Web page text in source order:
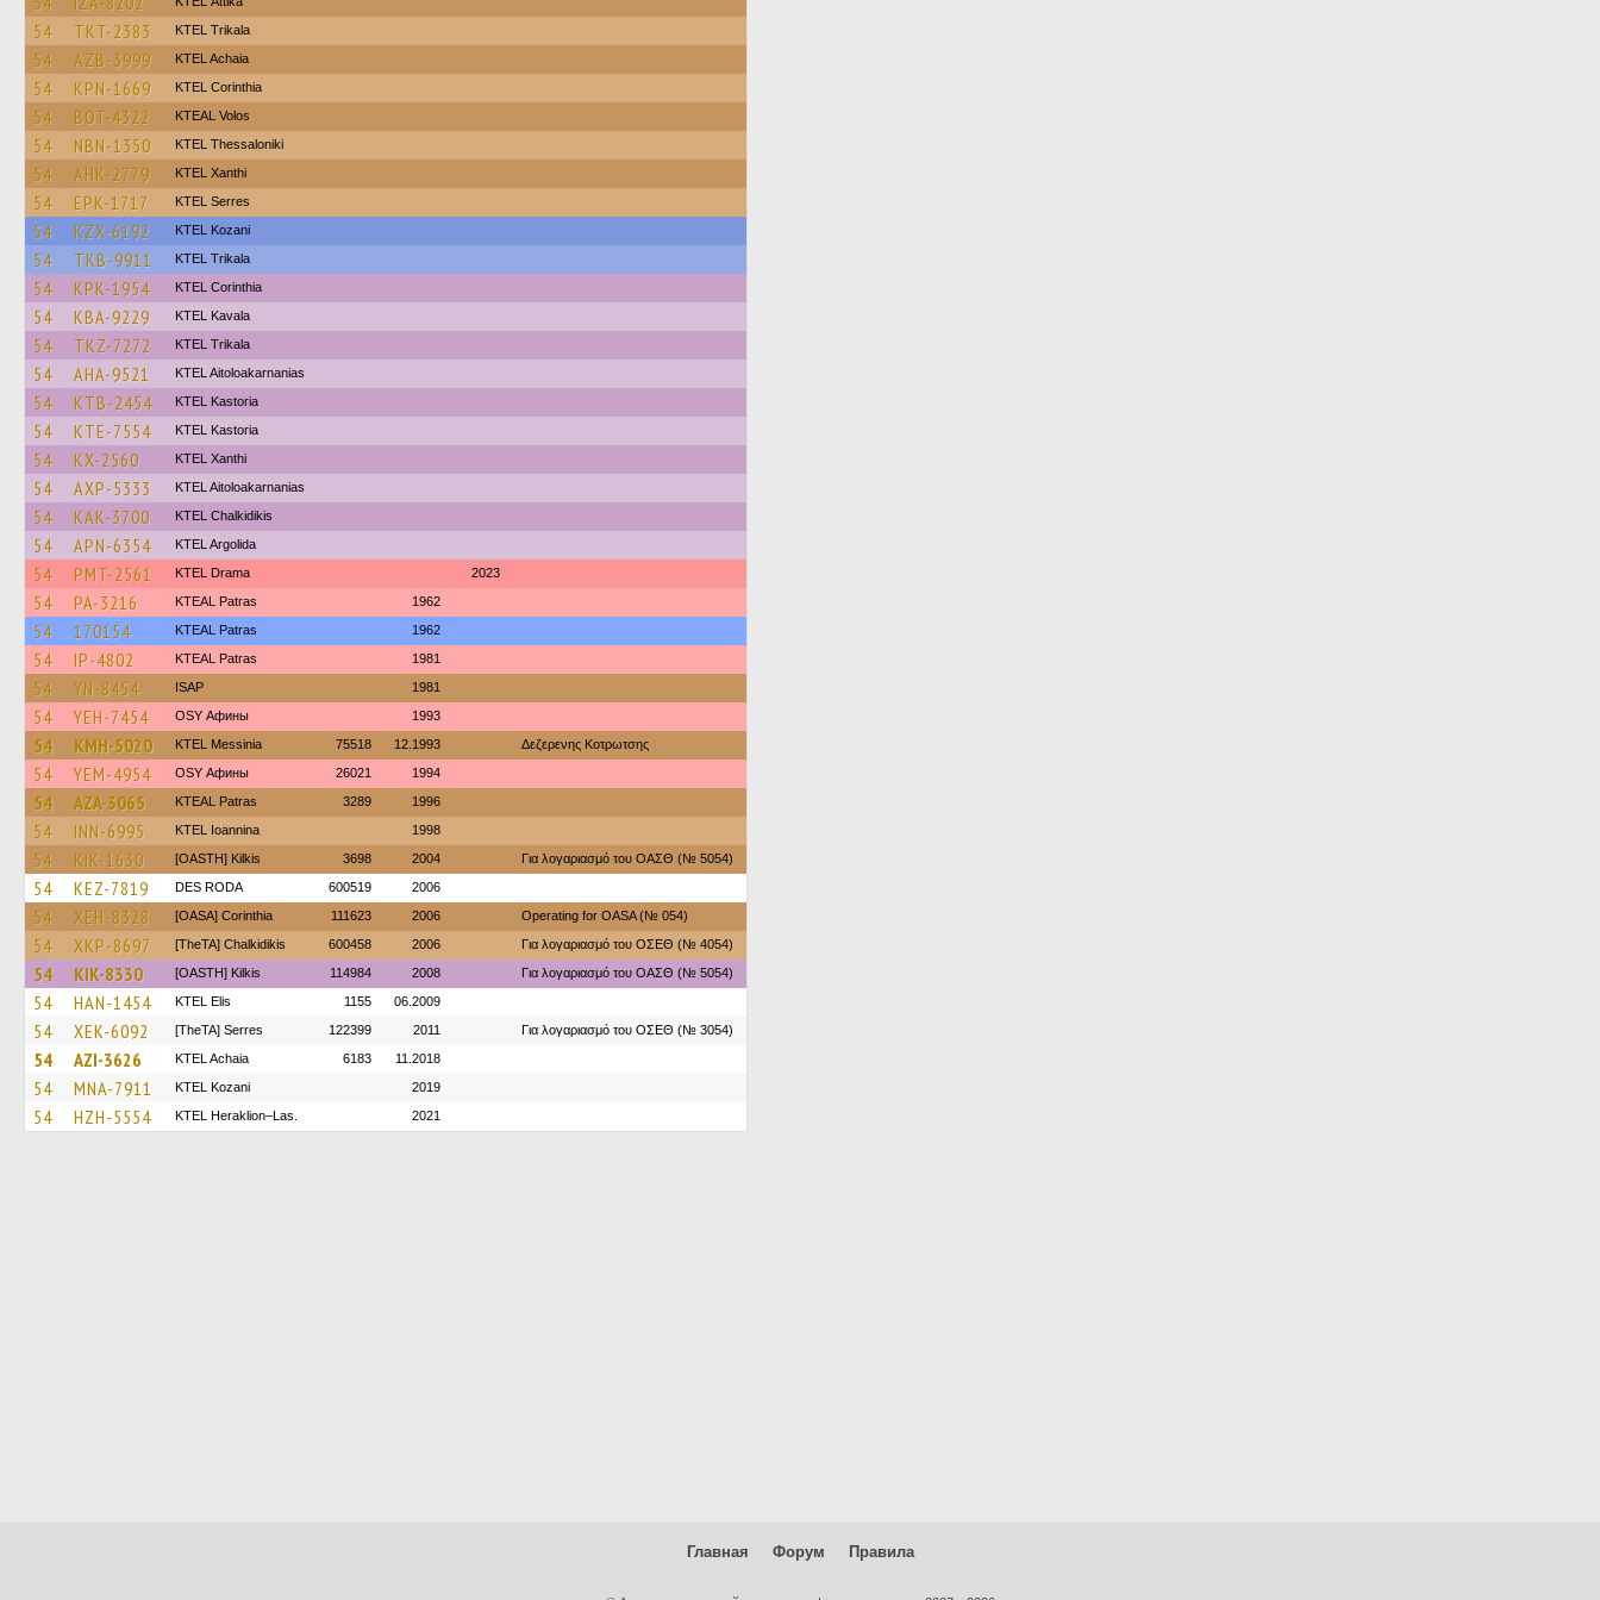
54 TKT-2383 ΚΤΕL Τrikala
54 AZB-3999 KTEL Achaia
54 KPN-1669 KTEL Corinthia
54 BOT-4322 KTEAL Volos
54 NBN-1350 KTEL Thessaloniki
54 AHK-2779 KTEL Xanthi
54 EPK-1717 KTEL Serres
54 KZX-6192 ΚΤΕL Kozani
54 TKB-9911 ΚΤΕL Τrikala
54 KPK-1954 KTEL Corinthia
54 KBA-9229 KTEL Kavala
54 TKZ-7272 ΚΤΕL Τrikala
54 AHA-9521 KTEL Aitoloakarnanias
54 KTB-2454 KTEL Kastoria
54 KTE-7554 KTEL Kastoria
54 KX-2560 KTEL Xanthi
54 AXP-5333 KTEL Aitoloakarnanias
54 KAK-3700 ΚΤΕL Chalkidikis
54 APN-6354 KTEL Argolida
54 PMT-2561 KTEL Drama 2023
54 PA-3216 KTEAL Patras 1962
54 170154 KTEAL Patras 1962
54 IP-4802 KTEAL Patras 1981
54 YN-8454 ISAP 1981
54 YEH-7454 OSY Афины 1993
54 KMH-5020 KTEL Messinia 75518 12.1993 Δεζερενης Κοτρωτσης
54 YEM-4954 OSY Афины 26021 1994
54 AZA-3065 KTEAL Patras 3289 1996
54 INN-6995 KTEL Ioannina 1998
54 KIK-1630 [OASTH] Kilkis 3698 2004 Για λογαριασμό του ΟΑΣΘ (№ 5054)
54 KEZ-7819 DES RODA 600519 2006
54 XEH-8328 [OASA] Corinthia 111623 2006 Operating for OASA (№ 054)
54 XKP-8697 [TheTA] Chalkidikis 600458 2006 Για λογαριασμό του ΟΣΕΘ (№ 4054)
54 KIK-8330 [OASTH] Kilkis 114984 2008 Για λογαριασμό του ΟΑΣΘ (№ 5054)
54 HAN-1454 KTEL Elis 1155 06.2009
54 XEK-6092 [TheTA] Serres 122399 2011 Για λογαριασμό του ΟΣΕΘ (№ 3054)
54 AZI-3626 KTEL Achaia 6183 11.2018
54 MNA-7911 ΚΤΕL Kozani 2019
54 HZH-5554 KTEL Heraklion–Las. 2021
Главная Форум Правила